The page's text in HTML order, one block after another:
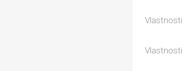
Vlastnosti
Vlastnosti